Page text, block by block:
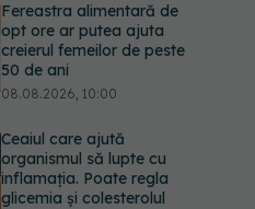
Fereastra alimentară de
opt ore ar putea ajuta
creierul femeilor de peste
50 de ani
08.08.2026, 10:00
Ceaiul care ajută
organismul să lupte cu
inflamația. Poate regla
glicemia și colesterolul